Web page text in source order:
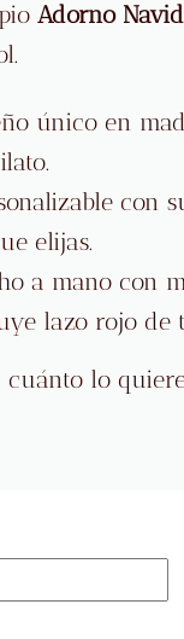
Adorno
único en
con
elijas.
a mano con
lazo rojo de
cuánto lo